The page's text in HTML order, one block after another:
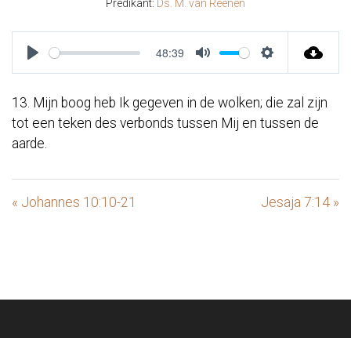
Predikant: Ds. M. van Reenen
Play
48:39
Mute Settings
13. Mijn boog heb Ik gegeven in de wolken; die zal zijn
tot een teken des verbonds tussen Mij en tussen de
aarde.
« Johannes 10:10-21 Jesaja 7:14 »